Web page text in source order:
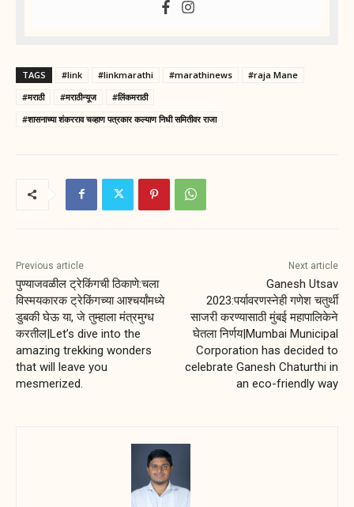
TAGS #link #linkmarathi #marathinews
#raja Mane
#मराठी
#मराठीन्यूज
#लिंकमराठी
#शासनाच्या शंकरराव चव्हाण पत्रकार कल्याण निधी समितीवर राजा
Previous article
पुण्याजवळील ट्रेकिंगची ठिकाणे:चला
विस्मयकारक ट्रेकिंगच्या आश्चर्यांमध्ये
डुबकी घेऊ या, जे तुम्हाला मंत्रमुग्ध
करतील|Let’s dive into the
amazing trekking wonders
that will leave you
mesmerized.
Next article
Ganesh Utsav
2023:पर्यावरणस्नेही गणेश चतुर्थी
साजरी करण्यासाठी मुंबई महापालिकेने
घेतला निर्णय|Mumbai Municipal
Corporation has decided to
celebrate Ganesh Chaturthi in
an eco-friendly way